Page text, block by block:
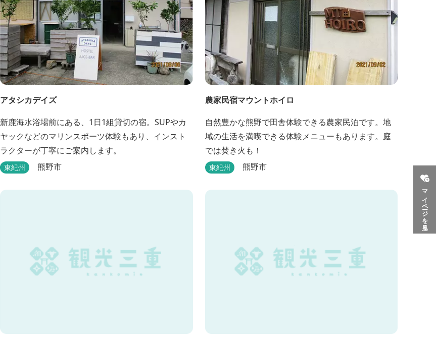
マイページを見る
アタシカデイズ
新鹿海水浴場前にある、1日1組貸切の宿。SUPやカ
ヤックなどのマリンスポーツ体験もあり、インスト
ラクターが丁寧にご案内します。
東紀州 熊野市
農家民宿マウントホイロ
自然豊かな熊野で田舎体験できる農家民泊です。地
域の生活を満喫できる体験メニューもあります。庭
では焚き火も！
東紀州 熊野市